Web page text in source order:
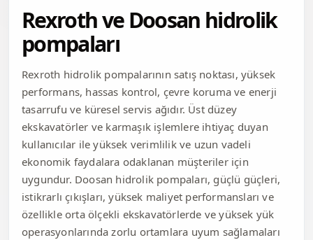
Rexroth ve Doosan hidrolik
pompaları
Rexroth hidrolik pompalarının satış noktası, yüksek
performans, hassas kontrol, çevre koruma ve enerji
tasarrufu ve küresel servis ağıdır. Üst düzey
ekskavatörler ve karmaşık işlemlere ihtiyaç duyan
kullanıcılar ile yüksek verimlilik ve uzun vadeli
ekonomik faydalara odaklanan müşteriler için
uygundur. Doosan hidrolik pompaları, güçlü güçleri,
istikrarlı çıkışları, yüksek maliyet performansları ve
özellikle orta ölçekli ekskavatörlerde ve yüksek yük
operasyonlarında zorlu ortamlara uyum sağlamaları